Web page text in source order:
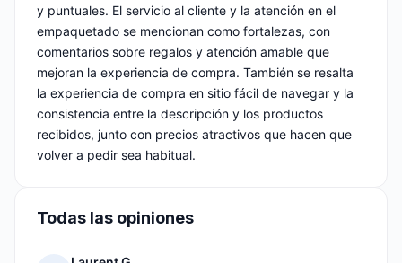
y puntuales. El servicio al cliente y la atención en el
empaquetado se mencionan como fortalezas, con
comentarios sobre regalos y atención amable que
mejoran la experiencia de compra. También se resalta
la experiencia de compra en sitio fácil de navegar y la
consistencia entre la descripción y los productos
recibidos, junto con precios atractivos que hacen que
volver a pedir sea habitual.
Todas las opiniones